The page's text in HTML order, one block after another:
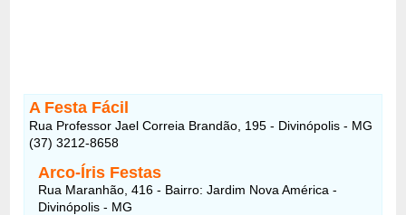
A Festa Fácil
Rua Professor Jael Correia Brandão, 195 - Divinópolis - MG
(37) 3212-8658
Arco-Íris Festas
Rua Maranhão, 416 - Bairro: Jardim Nova América -
Divinópolis - MG